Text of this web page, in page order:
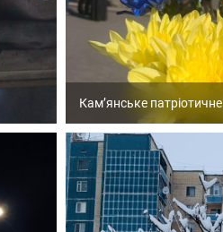
Кам’янське патріотичне